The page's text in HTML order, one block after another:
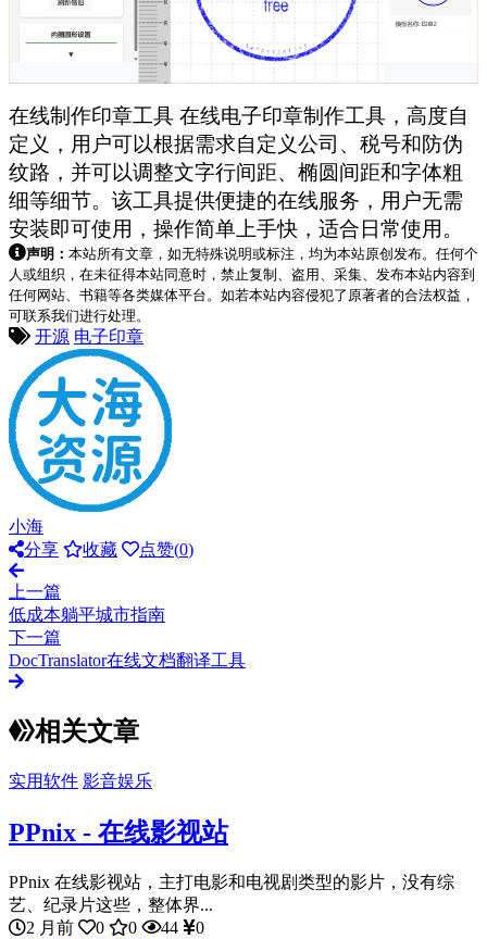
在线制作印章工具 在线电子印章制作工具，高度自
定义，用户可以根据需求自定义公司、税号和防伪
纹路，并可以调整文字行间距、椭圆间距和字体粗
细等细节。该工具提供便捷的在线服务，用户无需
安装即可使用，操作简单上手快，适合日常使用。
声明： 本站所有文章，如无特殊说明或标注，均为本站原创发布。任何个
人或组织，在未征得本站同意时，禁止复制、盗用、采集、发布本站内容到
任何网站、书籍等各类媒体平台。如若本站内容侵犯了原著者的合法权益，
可联系我们进行处理。
开源 电子印章
小海
分享
收藏 点赞(0)
上一篇
低成本躺平城市指南
下一篇
DocTranslator在线文档翻译工具
相关文章
实用软件 影音娱乐
PPnix - 在线影视站
PPnix 在线影视站，主打电影和电视剧类型的影片，没有综
艺、纪录片这些，整体界...
2 月前
0 0 44
0